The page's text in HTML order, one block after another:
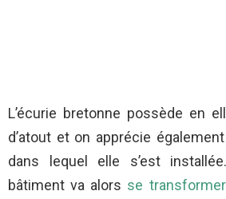
L’écurie bretonne possède en
d’atout et on apprécie
dans lequel elle s’est
bâtiment va alors se